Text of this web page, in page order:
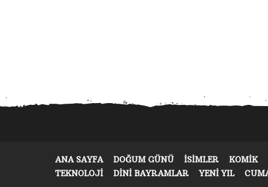
ANA SAYFA DOĞUM GÜNÜ ISIMLER KOMIK
TEKNOLOJI
DINI BAYRAMLAR YENI YIL